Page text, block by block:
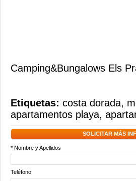
Camping&Bungalows Els
Etiquetas: costa dorada,
apartamentos playa,
SOLICITAR MÁS
* Nombre y Apellidos
Teléfono